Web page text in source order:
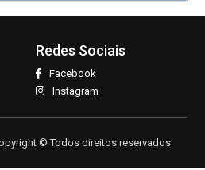
Redes Sociais
Facebook
Instagram
© Todos direitos reservados